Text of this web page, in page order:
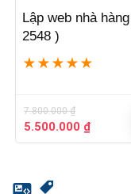
Lập web nhà
2548 )
★ ★ ★ ★ ★
7.800.000₫
Giá
gốc
5.500.000 ₫Giá
hiện